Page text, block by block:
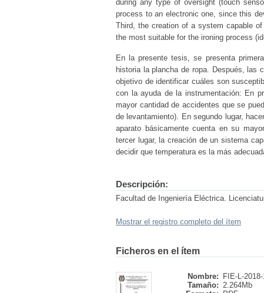
during any type of oversight (touch
process to an electronic one, since this
Third, the creation of a system capable
the most suitable for the ironing process
En la presente tesis, se presenta
historia la plancha de ropa. Después, las
objetivo de identificar cuáles son
con la ayuda de la instrumentación: En
mayor cantidad de accidentes que se
de levantamiento). En segundo lugar,
aparato básicamente cuenta en su
tercer lugar, la creación de un sistema
decidir que temperatura es la más
Descripción:
Facultad de Ingeniería Eléctrica.
Mostrar el registro completo del ítem
Ficheros en el ítem
Nombre:
FIE-L-
Tamaño: 2.264Mb